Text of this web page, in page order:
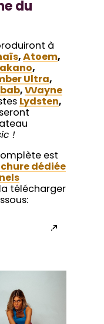
du
à
, Atoem,
,
Ultra,
, Wayne
Lydsten,
seront
!
est
dédiée
télécharger